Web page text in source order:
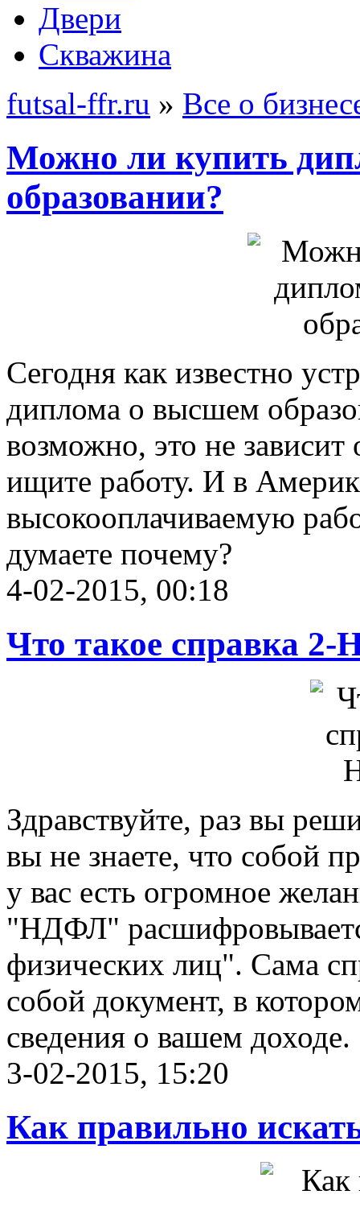
Двери
Скважина
futsal-ffr.ru » Все о
Можно ли купить
образовании?
Сегодня как известно
диплома о высшем
возможно, это не зависит
ищите работу. И в
высокооплачиваемую
думаете почему?
4-02-2015, 00:18
Что такое справка
Здравствуйте, раз вы
вы не знаете, что собой
у вас есть огромное
"НДФЛ"
физических лиц". Сама
собой документ, в
сведения о вашем доходе.
3-02-2015, 15:20
Как правильно